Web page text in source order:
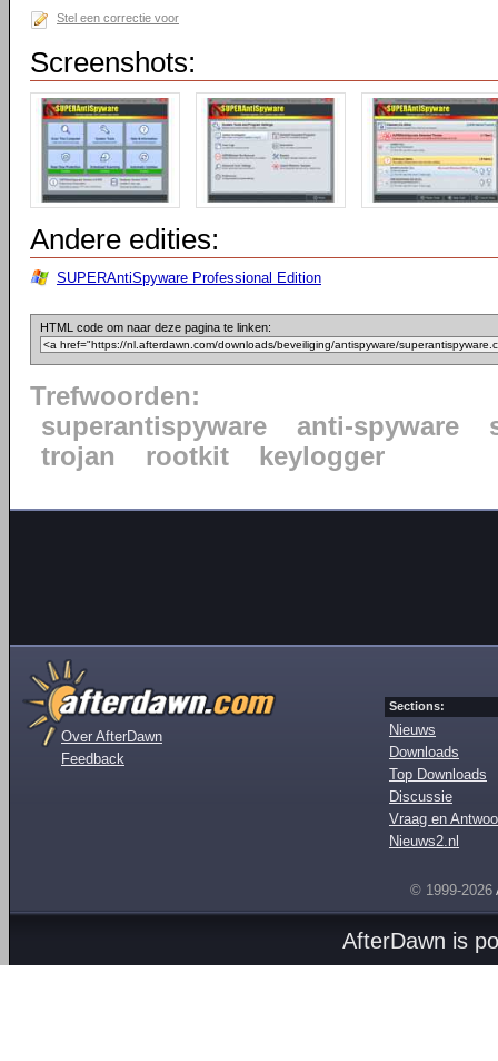
Stel een correctie voor
Screenshots:
Andere edities:
SUPERAntiSpyware Professional Edition
HTML code om naar deze pagina te linken:
Trefwoorden:
superantispyware
anti-spyware
trojan
rootkit keylogger
Over AfterDawn
Feedback
Sections:
Nieuws
Downloads
Top Downloads
Discussie
Vraag en
Nieuws2.nl
© 1999-2026
AfterDawn is